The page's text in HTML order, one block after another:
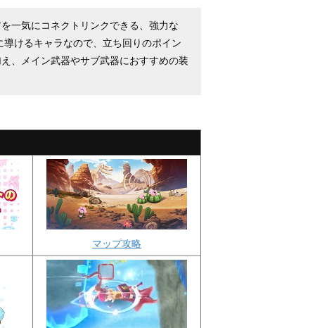
一気にコネクトリンクできる、強力な
けるキャラなので、立ち回りのポイン
、メイン武器やサブ武器におすすめの装
マップ攻略